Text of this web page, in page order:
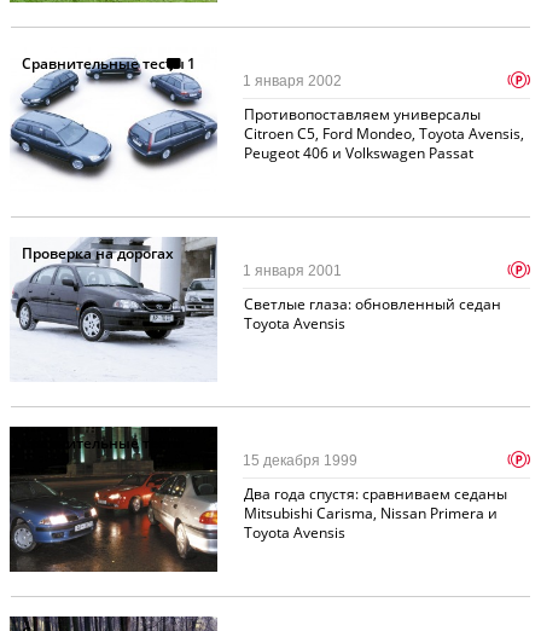
Сравнительные тесты 1
Противопоставляем универсалы
Citroen C5, Ford Mondeo, Toyota Avensis,
Peugeot 406 и Volkswagen Passat
1 января 2002 p
Проверка на дорогах
Светлые глаза: обновленный седан
Toyota Avensis
1 января 2001 p
Сравнительные тесты
Два года спустя: сравниваем седаны
Mitsubishi Carisma, Nissan Primera и
Toyota Avensis
15 декабря 1999 p